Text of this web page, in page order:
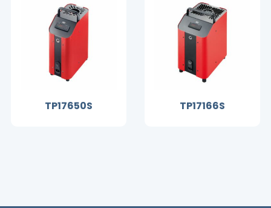
TP17650S TP17166S